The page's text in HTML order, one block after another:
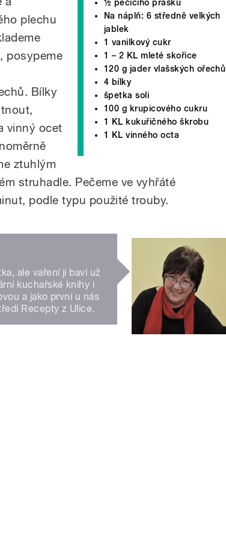
½ pečícího prášku
Na náplň: 6 středně velkých
jablek
1 vanilkový cukr
1 – 2 KL mleté skořice
120 g jader vlašských ořechů
4 bílky
špetka soli
100 g krupicového cukru
1 KL kukuřičného škrobu
1 KL vinného octa
plechu
posypeme
Bílky
vinný ocet
ztuhlým
struhadle. Pečeme ve vyhřáté
podle typu použité trouby.
ale vaření ji baví už
kuchařské knihy i
a jako první u nás
Recepty z Ulice.